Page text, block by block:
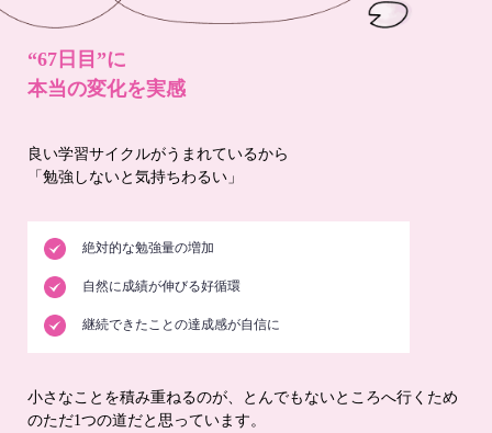
“67日目”に
本当の変化を実感
良い学習サイクルがうまれているから
「勉強しないと気持ちわるい」
絶対的な勉強量の増加
自然に成績が伸びる好循環
継続できたことの達成感が自信に
小さなことを積み重ねるのが、とんでもないところへ行くため
のただ1つの道だと思っています。